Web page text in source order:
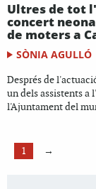
Ultres de tot
concert
de moters a
SÒNIA AGULLÓ
Després de
un dels assistents a
l'Ajuntament del
1 →